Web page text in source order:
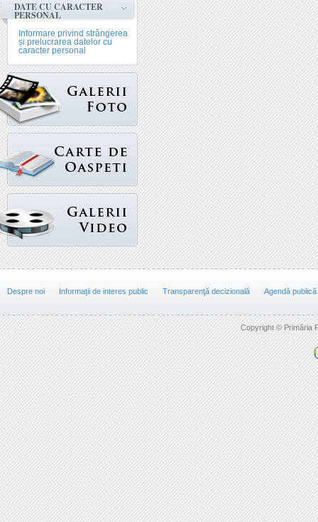
DATE CU CARACTER
PERSONAL
Informare privind strângerea
și prelucrarea datelor cu
caracter personal
Despre noi Informații de interes public Transparenţă decizională Agendă publică
Copyright © Primăria